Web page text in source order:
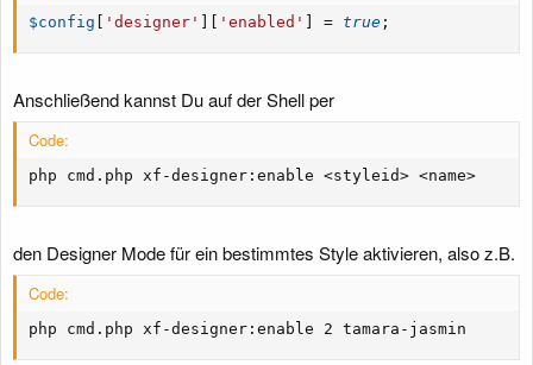
$config [ 'designer' ] [ 'enabled' ] = true ;
Anschließend kannst Du auf der Shell per
Code:
php cmd.php xf-designer:enable <styleid> <name>
den Designer Mode für ein bestimmtes Style aktivieren, also z.B.
Code:
php cmd.php xf-designer:enable 2 tamara-jasmin